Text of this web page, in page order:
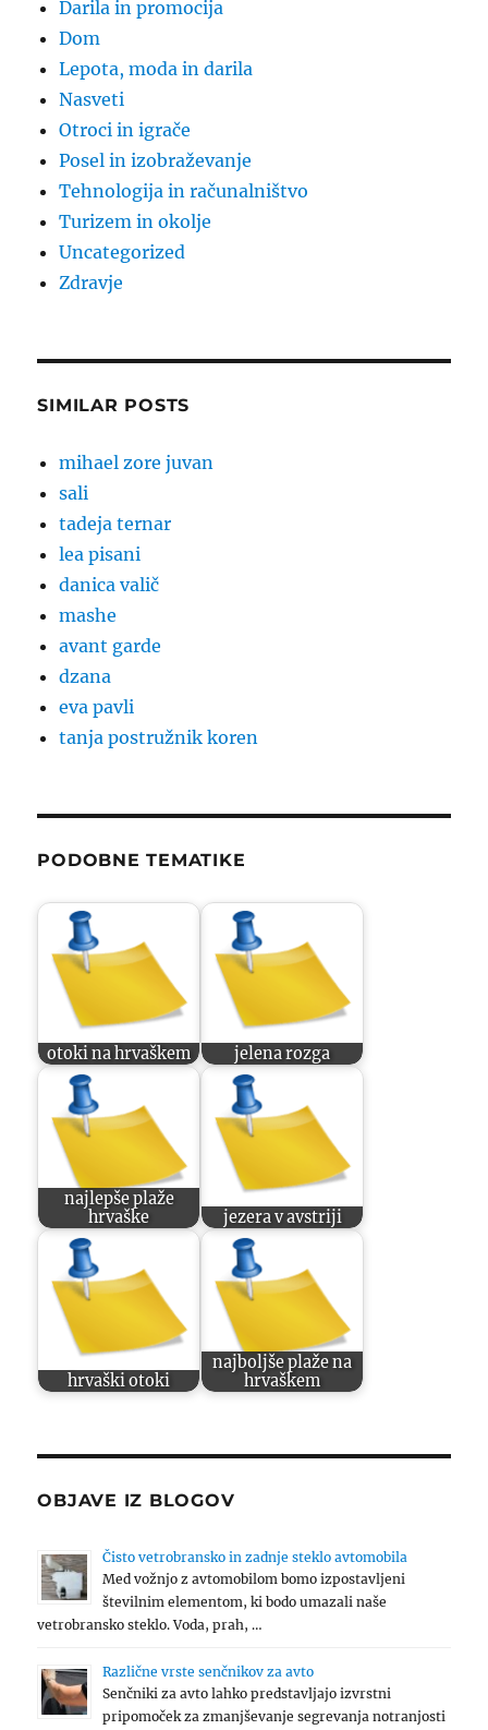
Darila in promocija
Dom
Lepota, moda in darila
Nasveti
Otroci in igrače
Posel in izobraževanje
Tehnologija in računalništvo
Turizem in okolje
Uncategorized
Zdravje
SIMILAR POSTS
mihael zore juvan
sali
tadeja ternar
lea pisani
danica valič
mashe
avant garde
dzana
eva pavli
tanja postružnik koren
PODOBNE TEMATIKE
otoki na hrvaškem jelena rozga
najlepše plaže
hrvaške
jezera v avstriji
hrvaški otoki
najboljše plaže na
hrvaškem
OBJAVE IZ BLOGOV
Čisto vetrobransko in zadnje steklo avtomobila
Med vožnjo z avtomobilom bomo izpostavljeni
številnim elementom, ki bodo umazali naše
vetrobransko steklo. Voda, prah, …
Različne vrste senčnikov za avto
Senčniki za avto lahko predstavljajo izvrstni
pripomoček za zmanjševanje segrevanja notranjosti